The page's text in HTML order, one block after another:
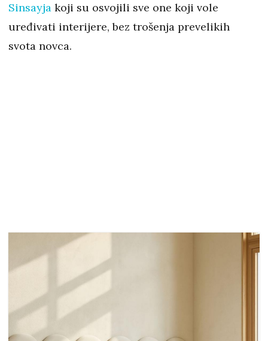
Sinsayja koji su osvojili sve one koji vole
uređivati interijere, bez trošenja prevelikih
svota novca.